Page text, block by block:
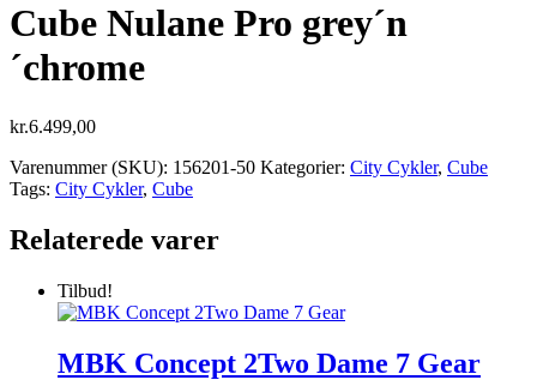
Cube Nulane Pro grey´n
´chrome
kr.6.499,00
Varenummer (SKU): 156201-50 Kategorier: City Cykler, Cube
Tags: City Cykler, Cube
Relaterede varer
Tilbud!
MBK Concept 2Two Dame 7 Gear